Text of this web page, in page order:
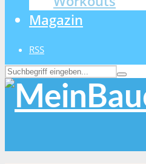
Magazin
RSS